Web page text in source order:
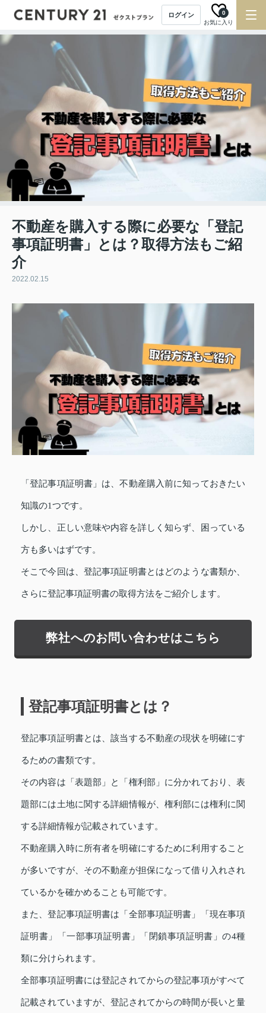
ログイン
お気に入り
0
不動産を購入する際に必要な「登記
事項証明書」とは？取得方法もご紹
介
2022.02.15
「登記事項証明書」は、不動産購入前に知っておきたい
知識の1つです。
しかし、正しい意味や内容を詳しく知らず、困っている
方も多いはずです。
そこで今回は、登記事項証明書とはどのような書類か、
さらに登記事項証明書の取得方法をご紹介します。
弊社へのお問い合わせはこちら
登記事項証明書とは？
登記事項証明書とは、該当する不動産の現状を明確にす
るための書類です。
その内容は「表題部」と「権利部」に分かれており、表
題部には土地に関する詳細情報が、権利部には権利に関
する詳細情報が記載されています。
不動産購入時に所有者を明確にするために利用すること
が多いですが、その不動産が担保になって借り入れされ
ているかを確かめることも可能です。
また、登記事項証明書は「全部事項証明書」「現在事項
証明書」「一部事項証明書」「閉鎖事項証明書」の4種
類に分けられます。
全部事項証明書には登記されてからの登記事項がすべて
記載されていますが、登記されてからの時間が長いと量